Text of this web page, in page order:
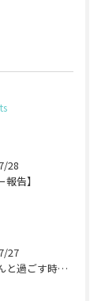
28
報告】
27
ココちゃんと過ごす時間が待ち遠しい！🐾